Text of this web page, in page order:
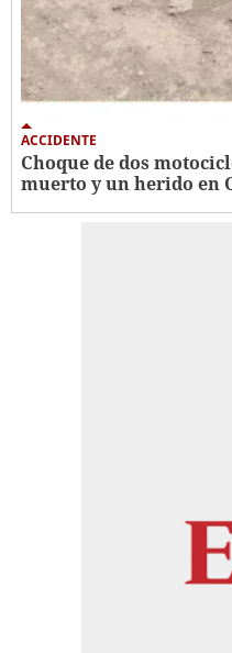
ACCIDENTE
Choque de dos
muerto y un herido en